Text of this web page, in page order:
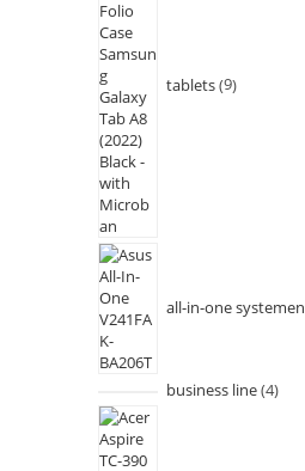
tablets 9
all-in-one systemen
business line 4